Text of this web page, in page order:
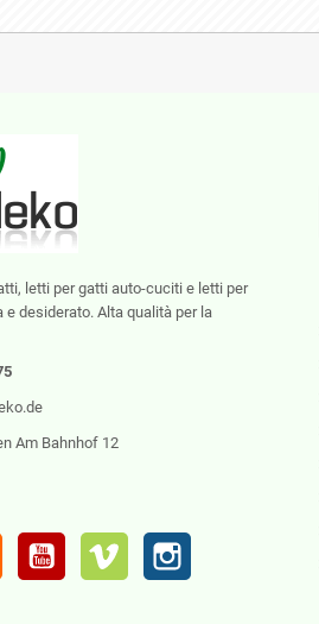
letti per gatti auto-cuciti e letti per
desiderato. Alta qualità per la
Am Bahnhof 12
YouTube Vimeo